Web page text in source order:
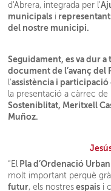
d'Abrera, integrada per l'
municipals i
del nostre municipi.
Seguidament, es va dur
document de l’avanç del
l'assistència i
la presentació a càrrec de
Sosteniblitat, Meritxell
Muñoz.
“El Pla d’Ordenació
molt important perquè
futur, els nostres espais i